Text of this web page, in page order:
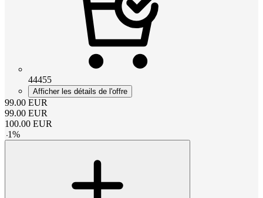
44455
Afficher les détails de l'offre
99.00 EUR
99.00 EUR
100.00 EUR
-1%